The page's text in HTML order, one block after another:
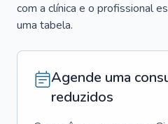
com a clínica e o profissional
uma tabela.
Agende uma
reduzidos